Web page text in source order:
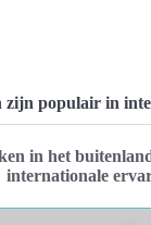
zijn populair in
in het
internationale